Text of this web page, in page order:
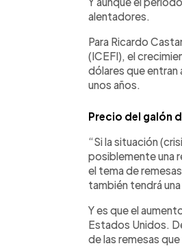
alentadores.
Para Ricardo
(ICEFI), el
dólares que entran
unos años.
Precio del galón
“Si la situación
posiblemente una
el tema de
también tendrá
Y es que el
Estados Unidos.
de las remesas